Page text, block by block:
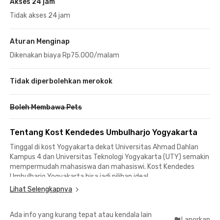
Tidak akses 24 jam
Aturan Menginap
Dikenakan biaya Rp75.000/malam
Tidak diperbolehkan merokok
Boleh Membawa Pets
Tentang Kost Kendedes Umbulharjo Yogyakarta
Tinggal di kost Yogyakarta dekat Universitas Ahmad Dahlan
Kampus 4 dan Universitas Teknologi Yogyakarta (UTY) semakin
mempermudah mahasiswa dan mahasiswi. Kost Kendedes
Umbulharjo Yogyakarta bisa jadi pilihan ideal.
Menuju Universitas Ahmad Dahlan Kampus 4 hanya butuh
dijangkau dalam 7 menit saja. Sangat strategis dan nggak perlu
Lihat Selengkapnya
Ada info yang kurang tepat atau kendala lain